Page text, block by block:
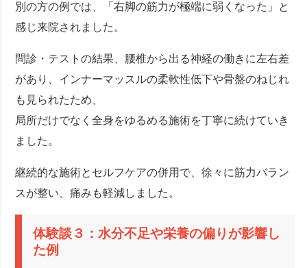
別の方の例では、「右脚の筋力が極端に弱くなった」と
感じ来院されました。
問診・テストの結果、腰椎から出る神経の働きに左右差
があり、インナーマッスルの柔軟性低下や骨盤のねじれ
も見られたため、
局所だけでなく全身をゆるめる施術を丁寧に続けていき
ました。
継続的な施術とセルフケアの併用で、徐々に筋力バラン
スが整い、痛みも軽減しました。
体験談３：水分不足や栄養の偏りが影響し
た例